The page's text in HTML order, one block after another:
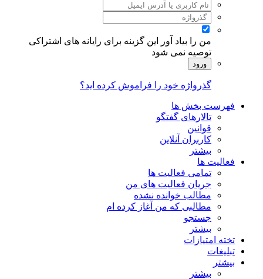
من را بیاد آور
این گزینه برای رایانه های اشتراکی
توصیه نمی شود
ورود
گذرواژه خود را فراموش کرده اید؟
فهرست بخش ها
تالارهای گفتگو
قوانین
کاربران آنلاین
بیشتر
فعالیت ها
تمامی فعالیت ها
جریان فعالیت های من
مطالب خوانده نشده
مطالبی که من آغاز کرده ام
جستجو
بیشتر
تخته امتیازات
تبلیغات
بیشتر
بیشتر